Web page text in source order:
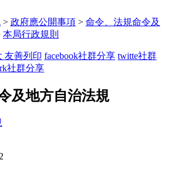
> 政府應公開事項 > 命令、法規命令及
本局行政規則
友善列印 facebook社群分享 twitte社群
社群分享
及地方自治法規